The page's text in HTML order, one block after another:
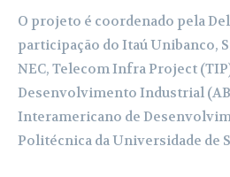
O projeto é coordenado pela
participação do Itaú Unibanco,
NEC, Telecom Infra Project
Desenvolvimento Industrial
Interamericano de
Politécnica da Universidade de